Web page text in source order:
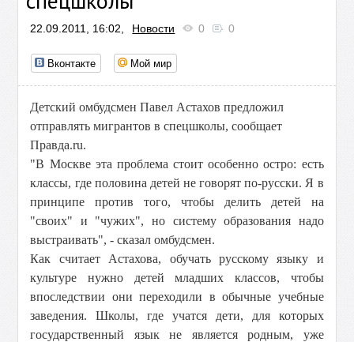
22.09.2011, 16:02, Новости 0 0
Вконтакте Мой мир
Детский омбудсмен Павел Астахов предложил
отправлять мигрантов в спецшколы, сообщает
Правда.ru.
"В Москве эта проблема стоит особенно остро: есть
классы, где половина детей не говорят по-русски. Я в
принципе против того, чтобы делить детей на
"своих" и "чужих", но систему образования надо
выстраивать", - сказал омбудсмен.
Как считает Астахова, обучать русскому языку и
культуре нужно детей младших классов, чтобы
впоследствии они переходили в обычные учебные
заведения. Школы, где учатся дети, для которых
государственный язык не является родным, уже